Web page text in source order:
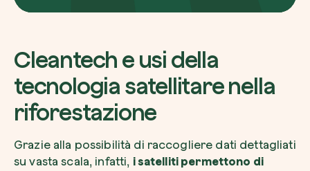
Cleantech e usi della
tecnologia satellitare nella
riforestazione
Grazie alla possibilità di raccogliere dati dettagliati
su vasta scala, infatti, i satelliti permettono di